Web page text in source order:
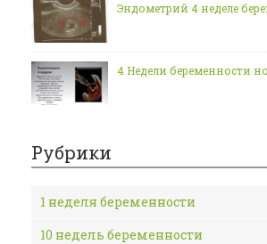
Эндометрий 4 неделе
4 Недели беременности
Рубрики
1 неделя беременности
10 недель беременности